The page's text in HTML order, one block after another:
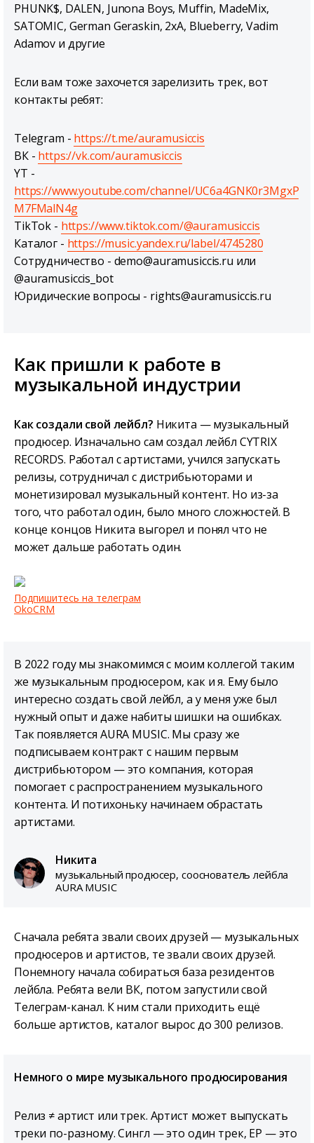
PHUNK$, DALEN, Junona Boys, Muffin, MadeMix,
SATOMIC, German Geraskin, 2xA, Blueberry, Vadim
Adamov и другие
Если вам тоже захочется зарелизить трек, вот
контакты ребят:
Telegram - https://t.me/auramusiccis
ВК - https://vk.com/auramusiccis
YT -
https://www.youtube.com/channel/UC6a4GNK0r3MgxP
M7FMalN4g
TikTok - https://www.tiktok.com/@auramusiccis
Каталог - https://music.yandex.ru/label/4745280
Сотрудничество - demo@auramusiccis.ru или
@auramusiccis_bot
Юридические вопросы - rights@auramusiccis.ru
Как пришли к работе в
музыкальной индустрии
Как создали свой лейбл? Никита — музыкальный
продюсер. Изначально сам создал лейбл CYTRIX
RECORDS. Работал с артистами, учился запускать
релизы, сотрудничал с дистрибьюторами и
монетизировал музыкальный контент. Но из-за
того, что работал один, было много сложностей. В
конце концов Никита выгорел и понял что не
может дальше работать один.
Подпишитесь на телеграм
OkoCRM
В 2022 году мы знакомимся с моим коллегой таким
же музыкальным продюсером, как и я. Ему было
интересно создать свой лейбл, а у меня уже был
нужный опыт и даже набиты шишки на ошибках.
Так появляется AURA MUSIC. Мы сразу же
подписываем контракт с нашим первым
дистрибьютором — это компания, которая
помогает с распространением музыкального
контента. И потихоньку начинаем обрастать
артистами.
Никита
музыкальный продюсер, сооснователь лейбла
AURA MUSIC
Сначала ребята звали своих друзей — музыкальных
продюсеров и артистов, те звали своих друзей.
Понемногу начала собираться база резидентов
лейбла. Ребята вели ВК, потом запустили свой
Телеграм-канал. К ним стали приходить ещё
больше артистов, каталог вырос до 300 релизов.
Немного о мире музыкального продюсирования
Релиз ≠ артист или трек. Артист может выпускать
треки по-разному. Сингл — это один трек, EP — это